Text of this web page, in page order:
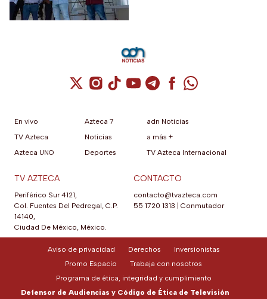
Cuenta de X / Twitter (se abre en una
Cuenta de Instagram (se abre en una
Cuenta de TikTok (se abre en
Cuenta de YouTube (se abre
Cuenta de Telegram (se
Cuenta de
Cuenta de
En vivo
TV Azteca
Azteca UNO
Azteca 7
Noticias
Deportes
adn Noticias
a más +
TV Azteca Internacional
TV AZTECA
Periférico Sur 4121,
Col. Fuentes Del Pedregal, C.P.
14140,
Ciudad De México, México.
CONTACTO
contacto@tvazteca.com
55 1720 1313
Conmutador
Aviso de privacidad Derechos
Inversionistas
Promo Espacio
Trabaja con nosotros
Programa de ética, integridad y cumplimiento
Defensor de Audiencias y Código de Ética de Televisión